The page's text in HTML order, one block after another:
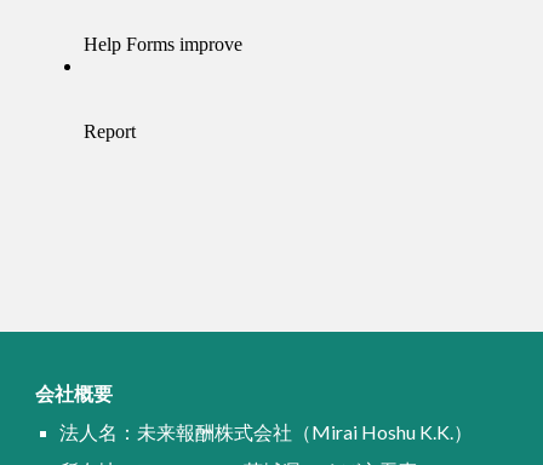
会社概要
法人名：未来報酬株式会社（Mirai Hoshu K.K.）